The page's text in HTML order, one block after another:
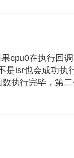
cpu0在执行回
是isr也会成功执
执行完毕，第